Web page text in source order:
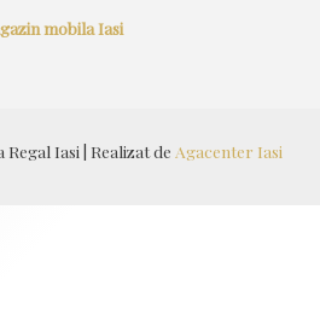
mobila Iasi
Iasi | Realizat de Agacenter Iasi